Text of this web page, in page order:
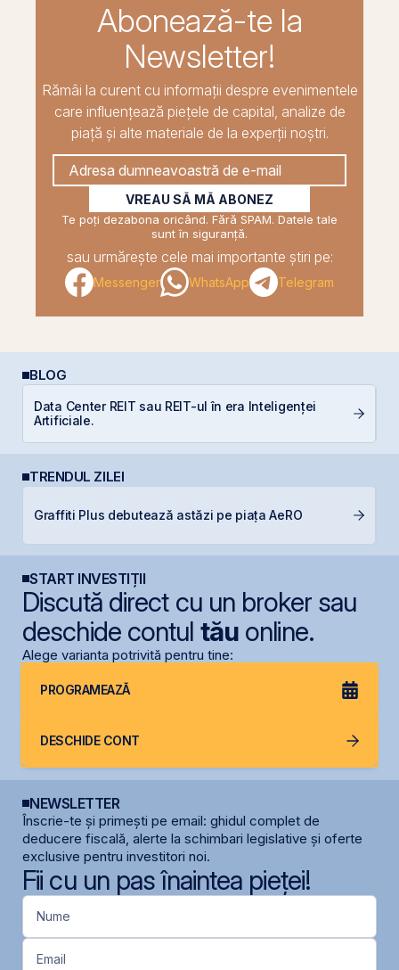
Abonează-te la
Newsletter!
Rămâi la curent cu informații despre evenimentele
care influențează piețele de capital, analize de
piață și alte materiale de la experții noștri.
VREAU SĂ MĂ ABONEZ
Te poți dezabona oricând. Fără SPAM. Datele tale
sunt în siguranță.
sau urmărește cele mai importante știri pe:
Messenger WhatsApp Telegram
BLOG
Data Center REIT sau REIT-ul în era Inteligenței
Artificiale.
TRENDUL ZILEI
Graffiti Plus debutează astăzi pe piața AeRO
START INVESTIȚII
Discută direct cu un broker sau
deschide contul tăuonline.
Alege varianta potrivită pentru tine:
PROGRAMEAZĂ
DESCHIDE CONT
NEWSLETTER
Înscrie-te și primești pe email: ghidul complet de
deducere fiscală, alerte la schimbari legislative și oferte
exclusive pentru investitori noi.
Fii cu un pas înaintea pieței!
Nume
Email